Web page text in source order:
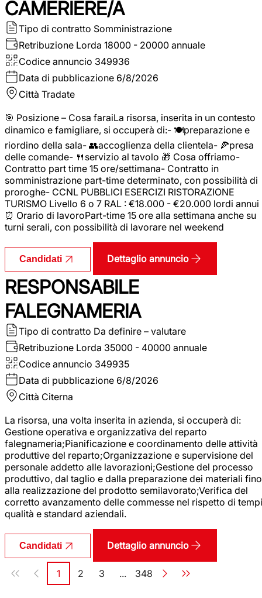
CAMERIERE/A
Tipo di contratto Somministrazione
Retribuzione Lorda 18000 - 20000 annuale
Codice annuncio 349936
Data di pubblicazione 6/8/2026
Città Tradate
🎯 Posizione – Cosa faraiLa risorsa, inserita in un contesto
dinamico e famigliare, si occuperà di:- 🍽️preparazione e
riordino della sala- 👥accoglienza della clientela- 🍕presa
delle comande- 🍴servizio al tavolo 🎁 Cosa offriamo-
Contratto part time 15 ore/settimana- Contratto in
somministrazione part-time determinato, con possibilità di
proroghe- CCNL PUBBLICI ESERCIZI RISTORAZIONE
TURISMO Livello 6 o 7 RAL : €18.000 - €20.000 lordi annui
⏰ Orario di lavoroPart-time 15 ore alla settimana anche su
turni serali, con possibilità di lavorare nel weekend
Candidati Dettaglio annuncio
RESPONSABILE
FALEGNAMERIA
Tipo di contratto Da definire – valutare
Retribuzione Lorda 35000 - 40000 annuale
Codice annuncio 349935
Data di pubblicazione 6/8/2026
Città Citerna
La risorsa, una volta inserita in azienda, si occuperà di:
Gestione operativa e organizzativa del reparto
falegnameria;Pianificazione e coordinamento delle attività
produttive del reparto;Organizzazione e supervisione del
personale addetto alle lavorazioni;Gestione del processo
produttivo, dal taglio e dalla preparazione dei materiali fino
alla realizzazione del prodotto semilavorato;Verifica del
corretto avanzamento delle commesse nel rispetto di
qualità e standard aziendali.
Candidati Dettaglio annuncio
Paginazione
Pagina
1 Pagina
2 Pagina
3 ... Pagina
348